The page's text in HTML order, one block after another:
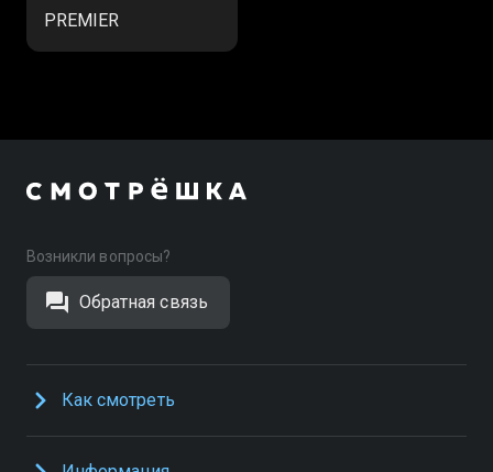
PREMIER
Возникли вопросы?
Обратная связь
Как смотреть